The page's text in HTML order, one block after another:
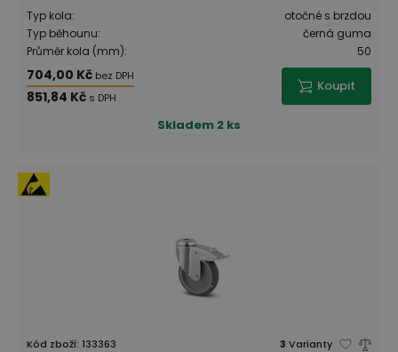
Typ kola:
otočné s brzdou
Typ běhounu:
černá guma
Průměr kola (mm): 50
704,00 Kč bez DPH
851,84 Kč s DPH
Koupit
Skladem 2 ks
Kód zboží: 133363 3 Varianty